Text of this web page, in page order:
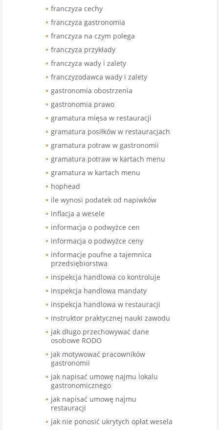
franczyza cechy
franczyza gastronomia
franczyza na czym polega
franczyza przykłady
franczyza wady i zalety
franczyzodawca wady i zalety
gastronomia obostrzenia
gastronomia prawo
gramatura mięsa w restauracji
gramatura posiłków w restauracjach
gramatura potraw w gastronomii
gramatura potraw w kartach menu
gramatura w kartach menu
hophead
ile wynosi podatek od napiwków
inflacja a wesele
informacja o podwyżce cen
informacja o podwyżce ceny
informacje poufne a tajemnica
przedsiębiorstwa
inspekcja handlowa co kontroluje
inspekcja handlowa mandaty
inspekcja handlowa w restauracji
instruktor praktycznej nauki zawodu
jak długo przechowywać dane
osobowe RODO
jak motywować pracowników
gastronomii
jak napisać umowę najmu lokalu
gastronomicznego
jak napisać umowę najmu
restauracji
jak nie ponosić ukrytych opłat wesela